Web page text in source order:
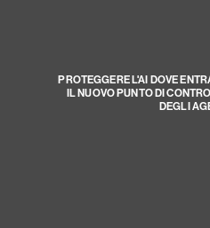
PROTEGGERE L'AI DOVE
IL NUOVO PUNTO DI
DEGLI